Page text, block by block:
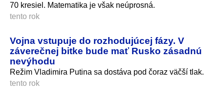
70 kresiel. Matematika je však neúprosná.
tento rok
Vojna vstupuje do rozhodujúcej fázy. V
záverečnej bitke bude mať Rusko zásadnú
nevýhodu
Režim Vladimira Putina sa dostáva pod čoraz väčší tlak.
tento rok